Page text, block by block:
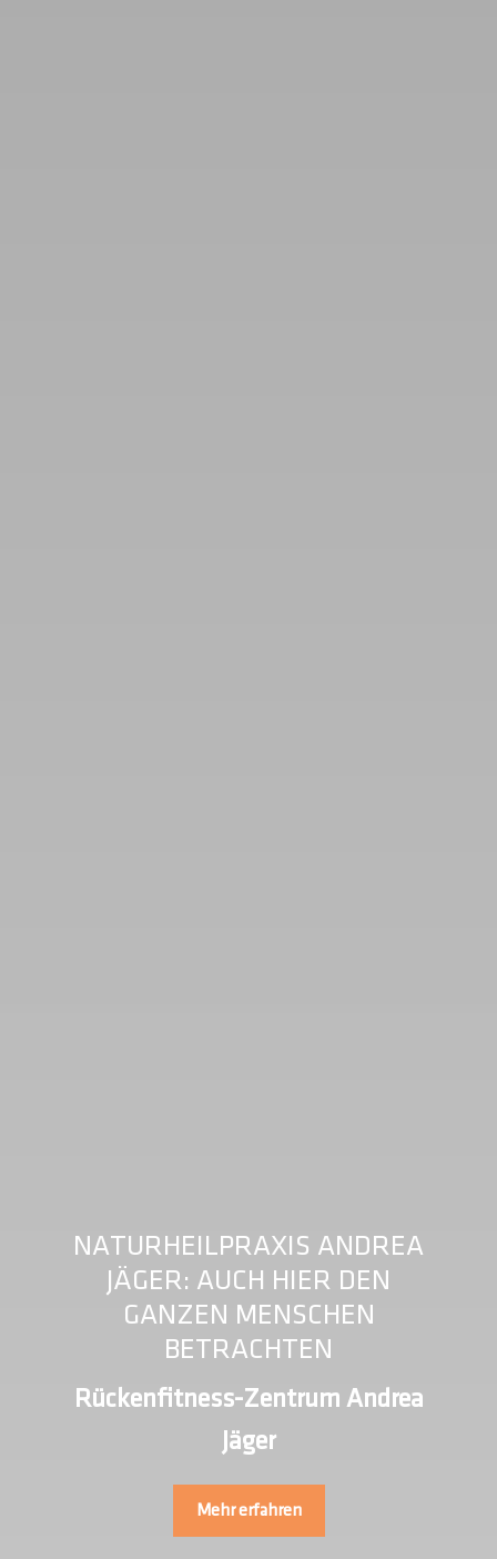
NATURHEILPRAXIS ANDREA
JÄGER: AUCH HIER DEN
GANZEN MENSCHEN
BETRACHTEN
Rückenfitness-Zentrum Andrea
Jäger
Mehr erfahren